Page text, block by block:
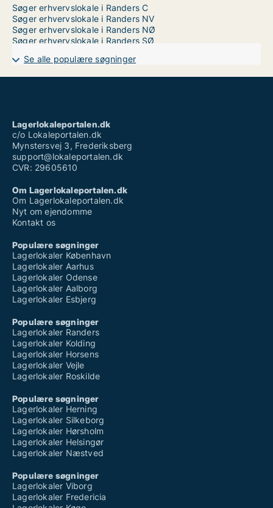
Søger erhvervslokale i Randers C
Søger erhvervslokale i Randers NV
Søger erhvervslokale i Randers NØ
Søger erhvervslokale i Randers SØ
Se alle populære søgninger
Lagerlokaleportalen.dk
c/o Lokaleportalen.dk
Mynstersvej 3, Frederiksberg
support@lokaleportalen.dk
CVR: 29605610
Om Lagerlokaleportalen.dk
Om Lagerlokaleportalen.dk
Nyt om ejendomme
Kontakt os
Populære søgninger
Lagerlokaler København
Lagerlokaler Aarhus
Lagerlokaler Odense
Lagerlokaler Aalborg
Lagerlokaler Esbjerg
Populære søgninger
Lagerlokaler Randers
Lagerlokaler Kolding
Lagerlokaler Horsens
Lagerlokaler Vejle
Lagerlokaler Roskilde
Populære søgninger
Lagerlokaler Herning
Lagerlokaler Silkeborg
Lagerlokaler Hørsholm
Lagerlokaler Helsingør
Lagerlokaler Næstved
Populære søgninger
Lagerlokaler Viborg
Lagerlokaler Fredericia